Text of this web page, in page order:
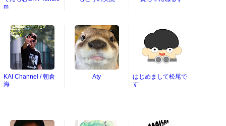
m
KAI Channel / 朝倉
海
Aty
はじめまして松尾で
す